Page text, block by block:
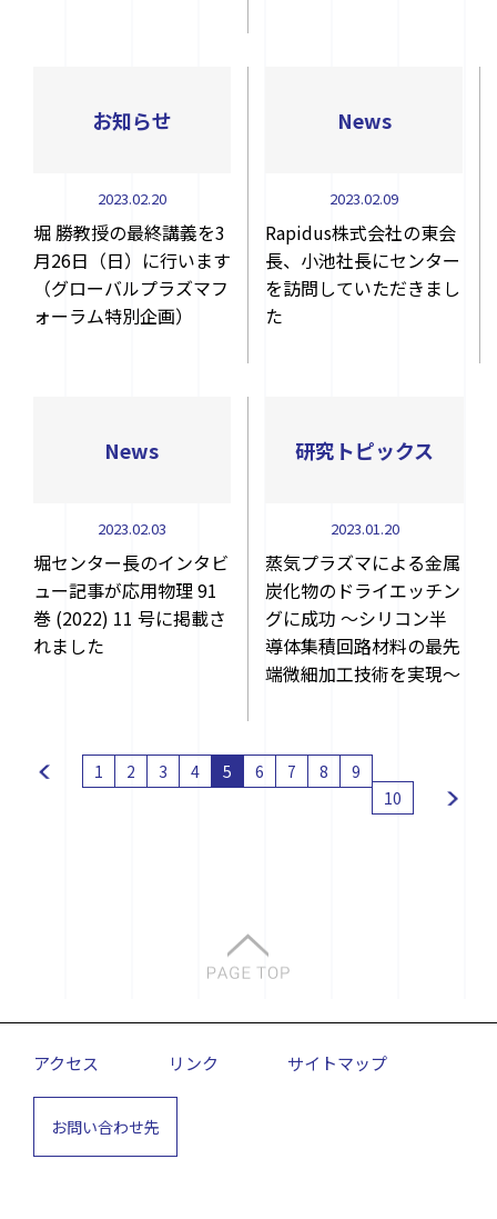
お知らせ
2023.02.20
堀 勝教授の最終講義を3
月26日（日）に行います
（グローバルプラズマフ
ォーラム特別企画）
News
2023.02.09
Rapidus株式会社の東会
長、小池社長にセンター
を訪問していただきまし
た
News
2023.02.03
堀センター長のインタビ
ュー記事が応用物理 91
巻 (2022) 11 号に掲載さ
れました
研究トピックス
2023.01.20
蒸気プラズマによる金属
炭化物のドライエッチン
グに成功 ～シリコン半
導体集積回路材料の最先
端微細加工技術を実現～
1 2 3 4 5 6 7 8
9
10
アクセス リンク サイトマップ
お問い合わせ先